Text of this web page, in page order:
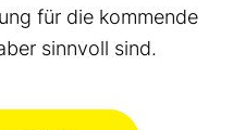
für die kommende
sinnvoll sind.